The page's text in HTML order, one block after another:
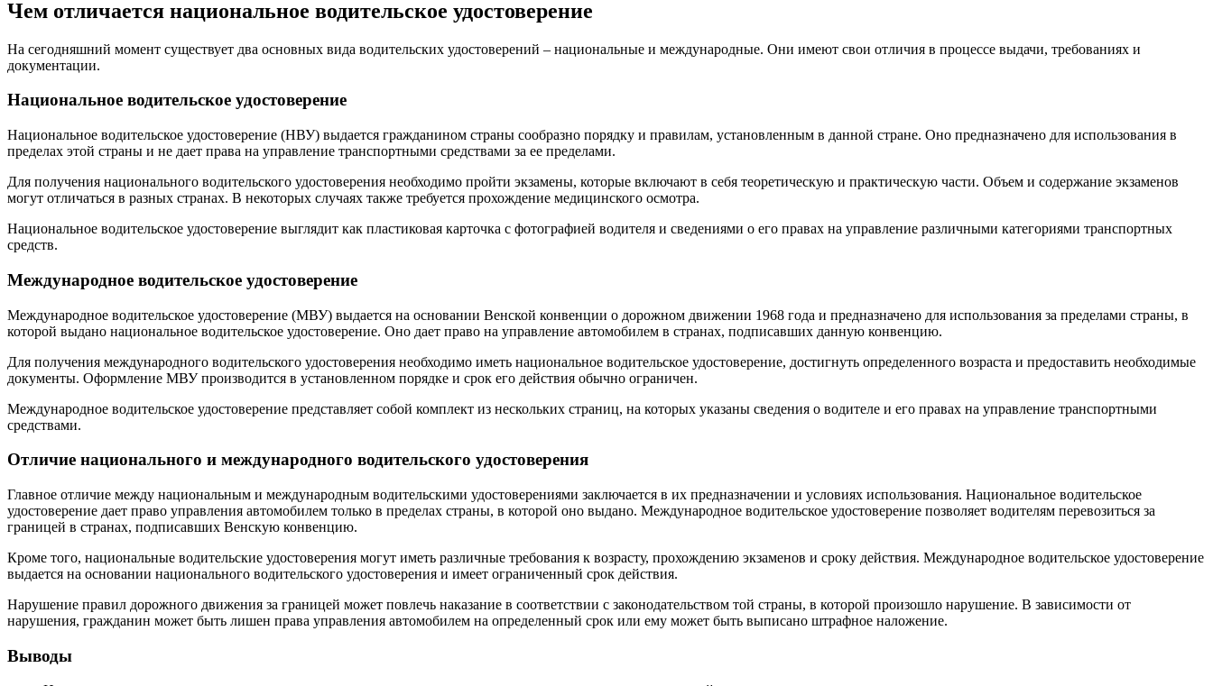
Чем отличается национальное водительское удостоверение
На сегодняшний момент существует два основных вида водительских удостоверений – национальные и международные. Они имеют свои отличия в процессе выдачи, требованиях и
документации.
Национальное водительское удостоверение
Национальное водительское удостоверение (НВУ) выдается гражданином страны сообразно порядку и правилам, установленным в данной стране. Оно предназначено для использования в
пределах этой страны и не дает права на управление транспортными средствами за ее пределами.
Для получения национального водительского удостоверения необходимо пройти экзамены, которые включают в себя теоретическую и практическую части. Объем и содержание экзаменов
могут отличаться в разных странах. В некоторых случаях также требуется прохождение медицинского осмотра.
Национальное водительское удостоверение выглядит как пластиковая карточка с фотографией водителя и сведениями о его правах на управление различными категориями транспортных
средств.
Международное водительское удостоверение
Международное водительское удостоверение (МВУ) выдается на основании Венской конвенции о дорожном движении 1968 года и предназначено для использования за пределами страны, в
которой выдано национальное водительское удостоверение. Оно дает право на управление автомобилем в странах, подписавших данную конвенцию.
Для получения международного водительского удостоверения необходимо иметь национальное водительское удостоверение, достигнуть определенного возраста и предоставить необходимые
документы. Оформление МВУ производится в установленном порядке и срок его действия обычно ограничен.
Международное водительское удостоверение представляет собой комплект из нескольких страниц, на которых указаны сведения о водителе и его правах на управление транспортными
средствами.
Отличие национального и международного водительского удостоверения
Главное отличие между национальным и международным водительскими удостоверениями заключается в их предназначении и условиях использования. Национальное водительское
удостоверение дает право управления автомобилем только в пределах страны, в которой оно выдано. Международное водительское удостоверение позволяет водителям перевозиться за
границей в странах, подписавших Венскую конвенцию.
Кроме того, национальные водительские удостоверения могут иметь различные требования к возрасту, прохождению экзаменов и сроку действия. Международное водительское удостоверение
выдается на основании национального водительского удостоверения и имеет ограниченный срок действия.
Нарушение правил дорожного движения за границей может повлечь наказание в соответствии с законодательством той страны, в которой произошло нарушение. В зависимости от
нарушения, гражданин может быть лишен права управления автомобилем на определенный срок или ему может быть выписано штрафное наложение.
Выводы